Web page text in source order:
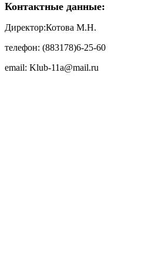
Контактные данные:
Директор:Котова М.Н.
телефон: (883178)6-25-60
email: Klub-11a@mail.ru